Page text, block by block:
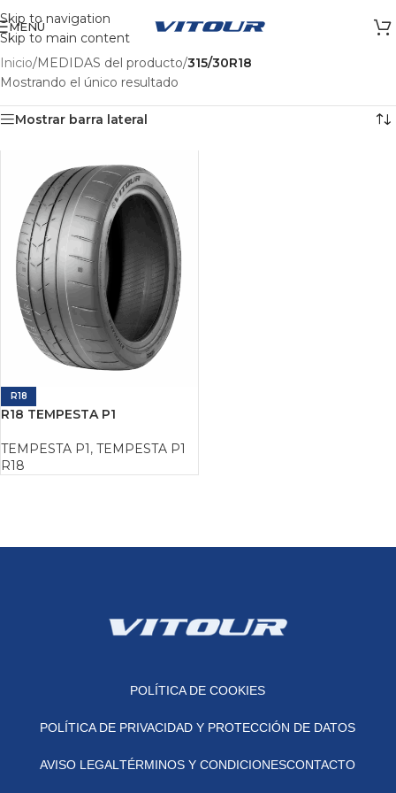
Skip to navigation
Skip to main content
MENÚ
Inicio/MEDIDAS del producto/315/30R18
Mostrando el único resultado
Mostrar barra lateral
R18
R18 TEMPESTA P1
TEMPESTA P1, TEMPESTA P1
R18
POLÍTICA DE COOKIES
POLÍTICA DE PRIVACIDAD Y PROTECCIÓN DE DATOS
AVISO LEGALTÉRMINOS Y CONDICIONESCONTACTO